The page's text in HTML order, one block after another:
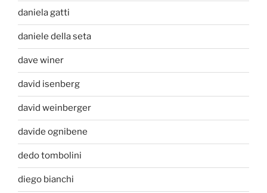
daniela gatti
daniele della seta
dave winer
david isenberg
david weinberger
davide ognibene
dedo tombolini
diego bianchi